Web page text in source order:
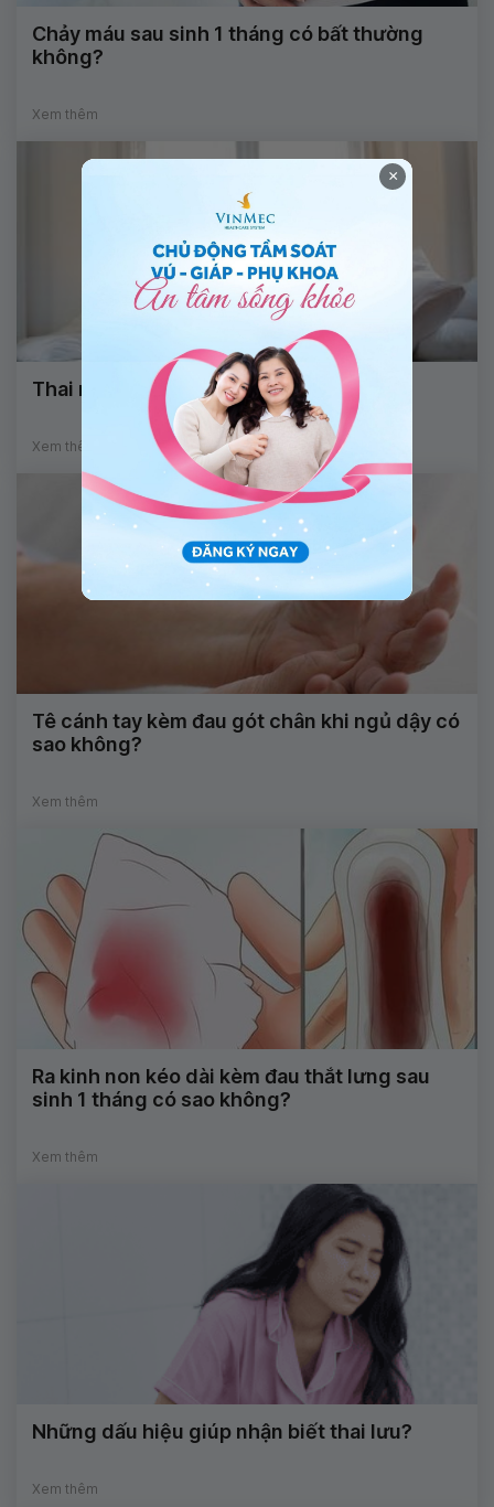
Chảy máu sau sinh 1 tháng có bất thường
không?
Xem thêm
Thai ngoài tử cung và cách phòng ngừa
Xem thêm
Tê cánh tay kèm đau gót chân khi ngủ dậy có
sao không?
Xem thêm
Ra kinh non kéo dài kèm đau thắt lưng sau
sinh 1 tháng có sao không?
Xem thêm
Những dấu hiệu giúp nhận biết thai lưu?
Xem thêm
×